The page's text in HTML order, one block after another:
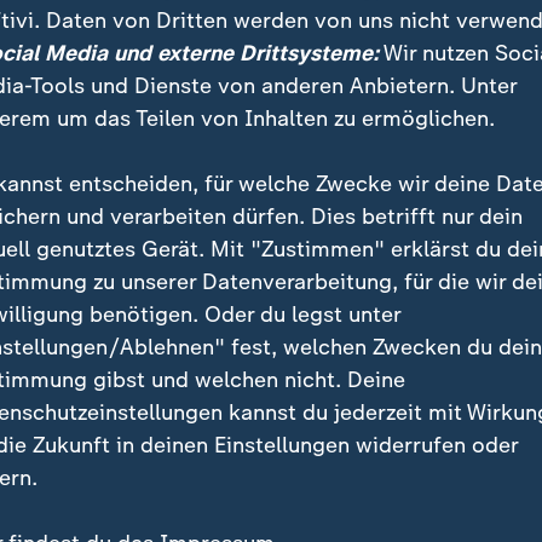
Deutsche Zwischenbilanz bei Schwimm-EM
viel Edelmetall - und
Ärger
Tod im Alter von 68 Jahren
Fußball-Star Lionel
trauert um seinen Vater
Daten von Dritten werden von uns nicht
Media und externe Drittsysteme:Wir nutzen
Tools und Dienste von anderen Anbietern. Unter
um das Teilen von Inhalten zu ermöglichen.
entscheiden, für welche Zwecke wir deine
und verarbeiten dürfen. Dies betrifft nur dein
genutztes Gerät. Mit "Zustimmen" erklärst du
zu unserer Datenverarbeitung, für die wir
benötigen. Oder du legst unter
Ablehnen" fest, welchen Zwecken du
gibst und welchen nicht. Deine
kannst du jederzeit mit
Zukunft in deinen Einstellungen widerrufen oder